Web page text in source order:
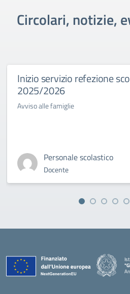
Circolari, notizie,
Inizio servizio refezione
2025/2026
Avviso alle famiglie
Personale scolastico
Docente